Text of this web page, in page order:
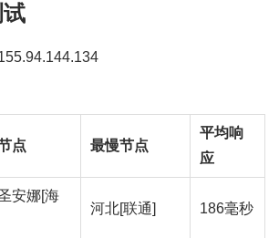
点 最慢节点
平均响
应
安娜[海
河北[联通] 186毫秒